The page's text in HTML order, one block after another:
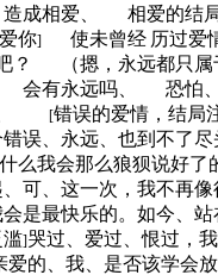
造成相爱、
相爱的结
你]­ 使未曾经 历过爱
？
（摁，永远都只
会有永远吗、
恐怕
­ [错误的爱情，结局
误、 永远、也到不了尽
么我会那么狼狈说好了
可、这一次， 我不再像
是最快乐的。 如今、站
滥]­­哭过、爱过、恨过，
爱的、 我、是否该学会